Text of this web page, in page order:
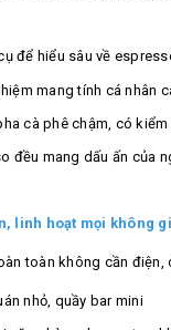
để hiểu sâu về
mang tính cá nhân
cà phê chậm, có
đều mang dấu ấn của
linh hoạt mọi không
toàn không cần điện,
nhỏ, quầy bar mini